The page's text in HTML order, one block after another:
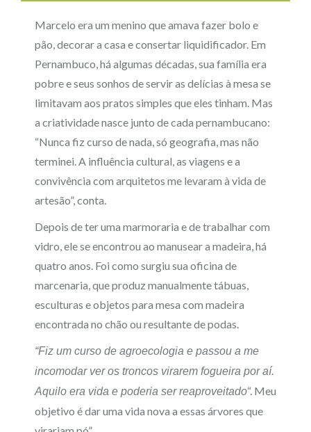
Marcelo era um menino que amava fazer bolo e
pão, decorar a casa e consertar liquidificador. Em
Pernambuco, há algumas décadas, sua família era
pobre e seus sonhos de servir as delícias à mesa se
limitavam aos pratos simples que eles tinham. Mas
a criatividade nasce junto de cada pernambucano:
“Nunca fiz curso de nada, só geografia, mas não
terminei. A influência cultural, as viagens e a
convivência com arquitetos me levaram à vida de
artesão”, conta.
Depois de ter uma marmoraria e de trabalhar com
vidro, ele se encontrou ao manusear a madeira, há
quatro anos. Foi como surgiu sua oficina de
marcenaria, que produz manualmente tábuas,
esculturas e objetos para mesa com madeira
encontrada no chão ou resultante de podas.
“Fiz um curso de agroecologia e passou a me
incomodar ver os troncos virarem fogueira por aí.
Aquilo era vida e poderia ser reaproveitado“. Meu
objetivo é dar uma vida nova a essas árvores que